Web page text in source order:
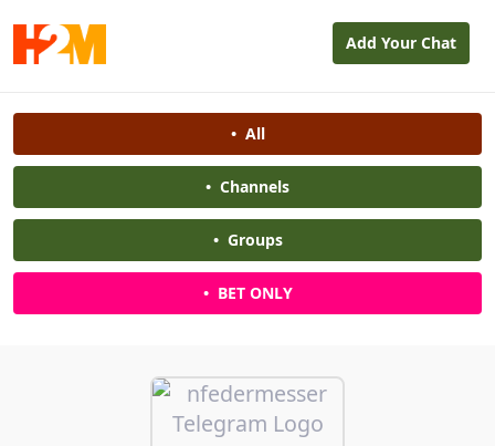
Add Your Chat
•All
• Channels
•Groups
•BET ONLY